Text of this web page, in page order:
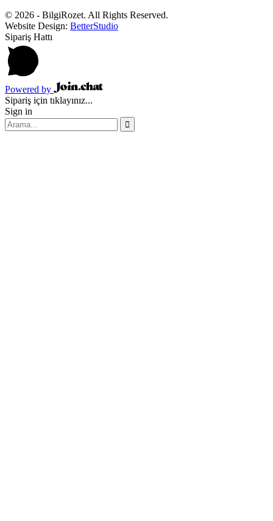
© 2026 - BilgiRozet. All Rights Reserved.
Website Design: BetterStudio
Sipariş Hattı
Powered by
Sipariş için tıklayınız...
Sign in